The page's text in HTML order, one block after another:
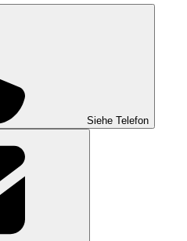
Siehe Telefon